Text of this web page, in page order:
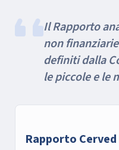
Il Rapporto
non
definiti dalla
le piccole e le
Rapporto